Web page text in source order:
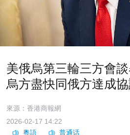
美俄烏第三輪三方會
烏方盡快同俄方達成
來源：香港商報網
2026-02-17 14:22